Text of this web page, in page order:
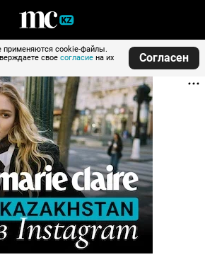
применяются cookie-файлы.
свое согласие на их
Согласен